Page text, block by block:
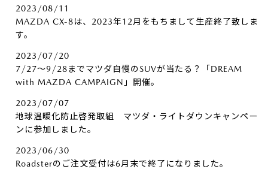
2023/08/11
MAZDA CX-8は、2023年12月をもちまして生産終了致しま
す。
2023/07/20
7/27～9/28までマツダ自慢のSUVが当たる？「DREAM
with MAZDA CAMPAIGN」開催。
2023/07/07
地球温暖化防止啓発取組 マツダ・ライトダウンキャンペー
ンに参加しました。
2023/06/30
Roadsterのご注文受付は6月末で終了になりました。